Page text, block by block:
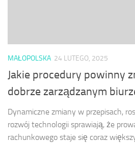
MAŁOPOLSKA 24 LUTEGO, 2025
Jakie procedury powinny
dobrze zarządzanym
Dynamiczne zmiany w przepisach,
rozwój technologii sprawiają, że
rachunkowego staje się coraz